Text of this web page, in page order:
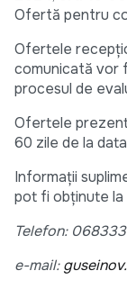
Ofertă pentru
Ofertele
comunicată vor
procesul de
Ofertele
60 zile de la
Informații
pot fi obținute
Telefon:
e-mail: